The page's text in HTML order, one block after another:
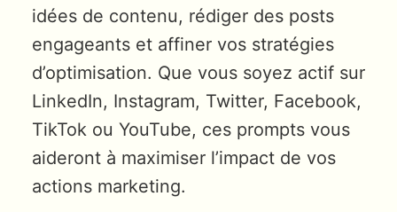
idées de contenu, rédiger des posts
engageants et affiner vos stratégies
d’optimisation. Que vous soyez actif sur
LinkedIn, Instagram, Twitter, Facebook,
TikTok ou YouTube, ces prompts vous
aideront à maximiser l’impact de vos
actions marketing.